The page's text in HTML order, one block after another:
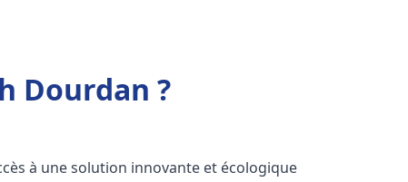
Dourdan ?
à une solution innovante et écologique